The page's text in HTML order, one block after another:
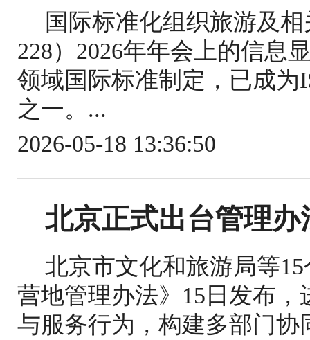
国际标准化组织旅游及
228）2026年年会上的信息
领域国际标准制定，已成为
之一。...
2026-05-18 13:36:50
北京正式出台管理
北京市文化和旅游局等
营地管理办法》15日发布
与服务行为，构建多部门